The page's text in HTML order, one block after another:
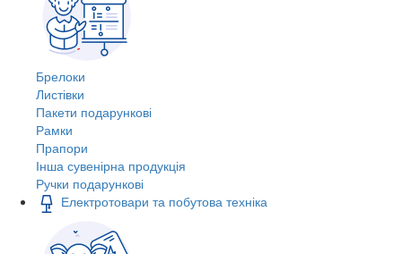
Брелоки
Листівки
Пакети подарункові
Рамки
Прапори
Інша сувенірна продукція
Ручки подарункові
Електротовари та побутова техніка